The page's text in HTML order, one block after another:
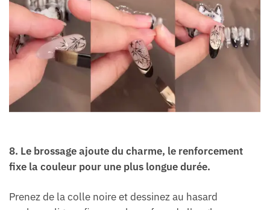
8. Le brossage ajoute du charme, le renforcement
fixe la couleur pour une plus longue durée.
Prenez de la colle noire et dessinez au hasard